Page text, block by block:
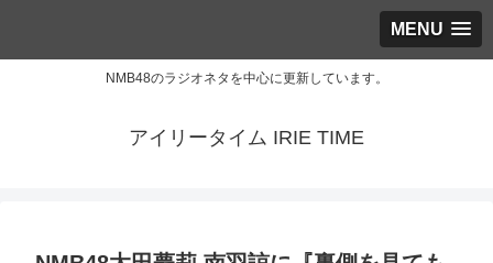
MENU
NMB48のラジオネタを中心に更新しています。
アイリータイム IRIE TIME